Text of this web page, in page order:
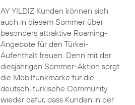
AY YILDIZ Kunden können sich
auch in diesem Sommer über
besonders attraktive Roaming-
Angebote für den Türkei-
Aufenthalt freuen. Denn mit der
diesjährigen Sommer-Aktion sorgt
die Mobilfunkmarke für die
deutsch-türkische Community
wieder dafür, dass Kunden in der